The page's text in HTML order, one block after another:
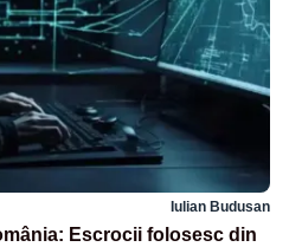
Iulian Budusan
Escrocii folosesc din